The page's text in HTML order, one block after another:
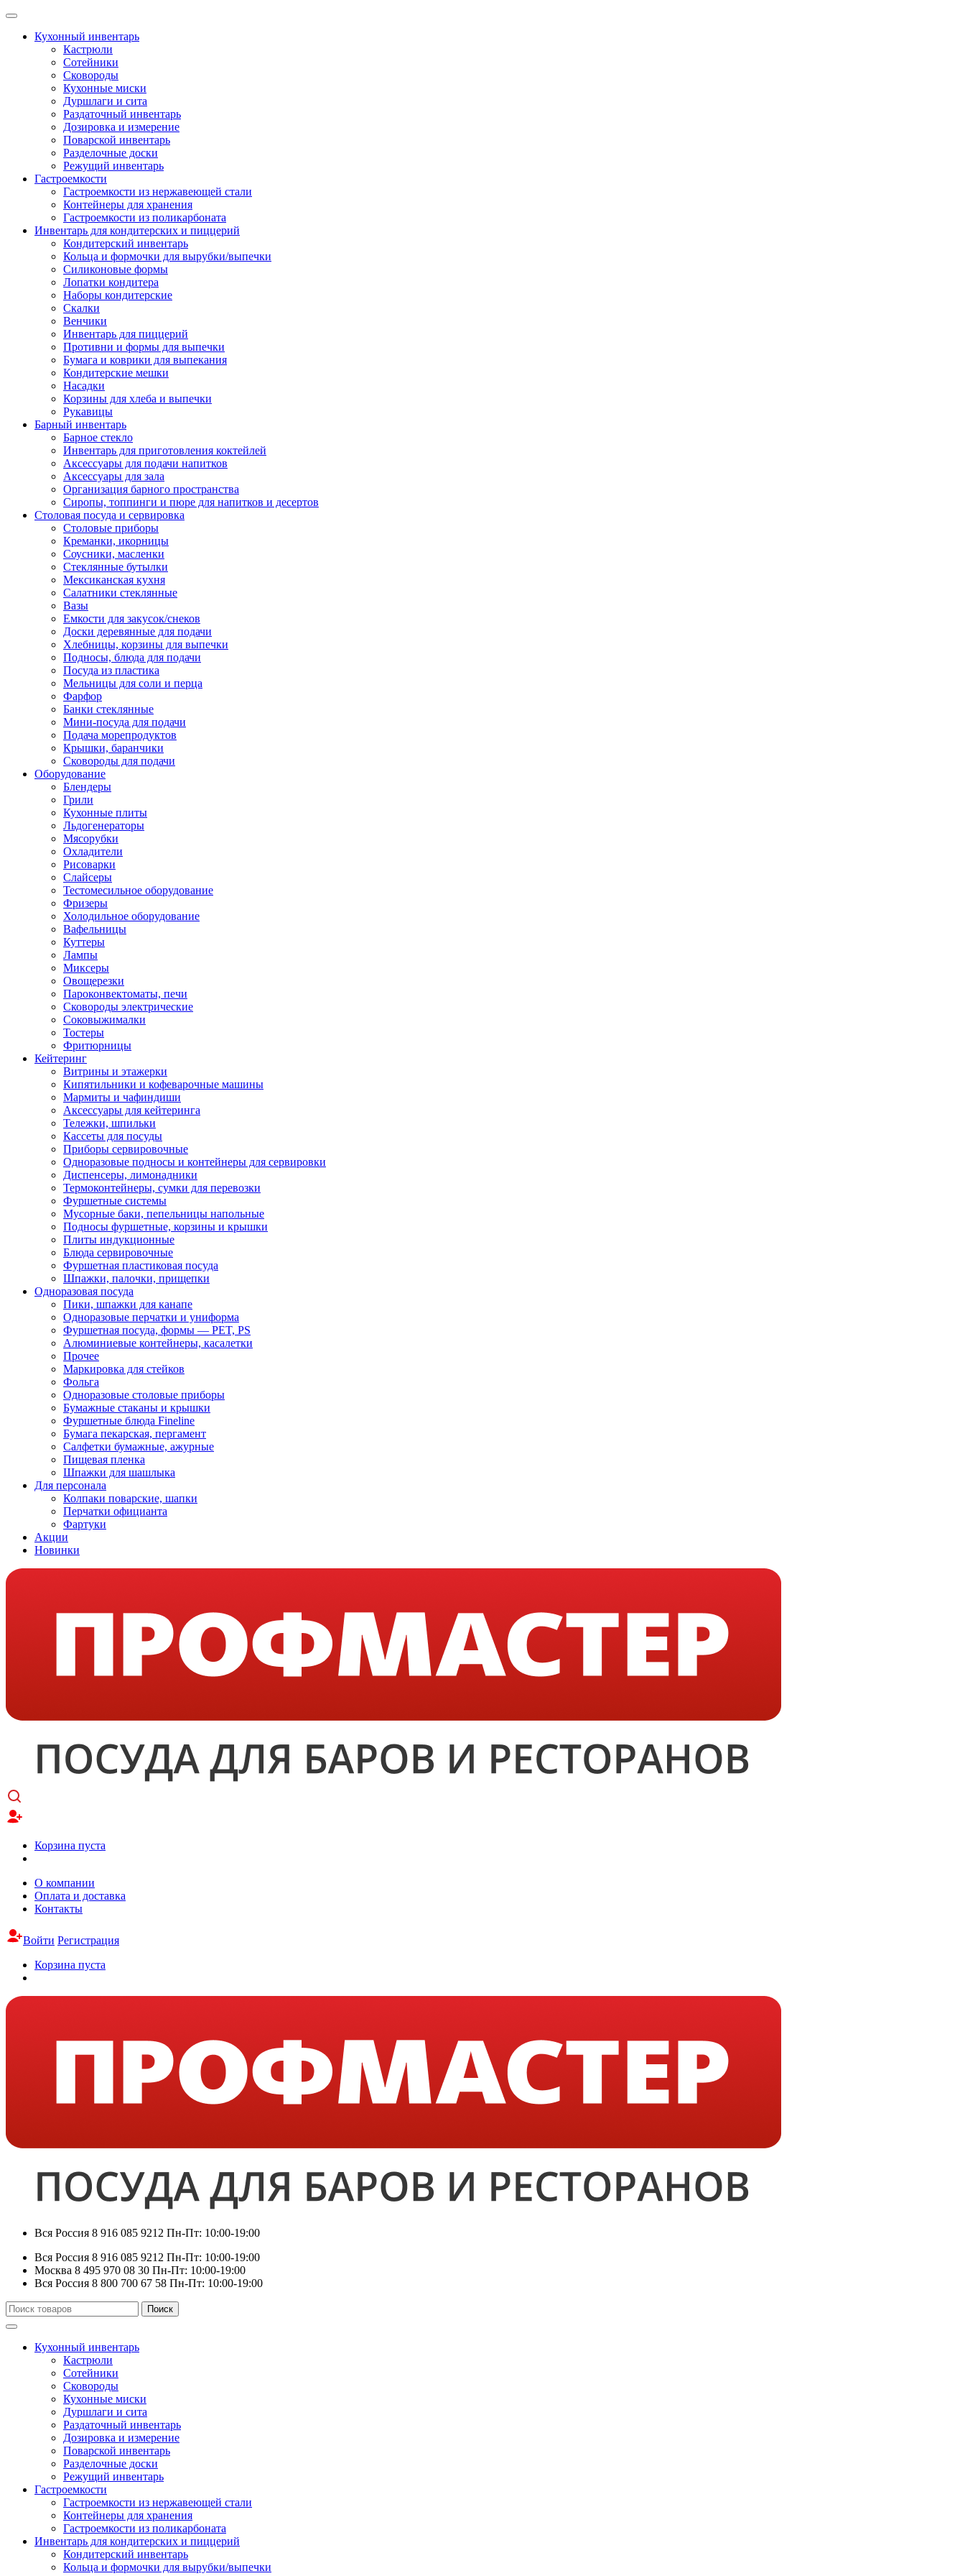
Skip
contentКухонный инвентарь
Кастрюли
Сотейники
Сковороды
Кухонные миски
Дуршлаги и сита
Раздаточный инвентарь
Дозировка и измерение
Поварской инвентарь
Разделочные доски
Режущий инвентарь
Гастроемкости
Гастроемкости из нержавеющей стали
Контейнеры для хранения
Гастроемкости из поликарбоната
Инвентарь для кондитерских и пиццерий
Кондитерский инвентарь
Кольца и формочки для вырубки/выпечки
Силиконовые формы
Лопатки кондитера
Наборы кондитерские
Скалки
Венчики
Инвентарь для пиццерий
Противни и формы для выпечки
Бумага и коврики для выпекания
Кондитерские мешки
Насадки
Корзины для хлеба и выпечки
Рукавицы
Барный инвентарь
Барное стекло
Инвентарь для приготовления коктейлей
Аксессуары для подачи напитков
Аксессуары для зала
Организация барного пространства
Сиропы, топпинги и пюре для напитков и десертов
Столовая посуда и сервировка
Столовые приборы
Креманки, икорницы
Соусники, масленки
Стеклянные бутылки
Мексиканская кухня
Салатники стеклянные
Вазы
Емкости для закусок/снеков
Доски деревянные для подачи
Хлебницы, корзины для выпечки
Подносы, блюда для подачи
Посуда из пластика
Мельницы для соли и перца
Фарфор
Банки стеклянные
Мини-посуда для подачи
Подача морепродуктов
Крышки, баранчики
Сковороды для подачи
Оборудование
Блендеры
Грили
Кухонные плиты
Льдогенераторы
Мясорубки
Охладители
Рисоварки
Слайсеры
Тестомесильное оборудование
Фризеры
Холодильное оборудование
Вафельницы
Куттеры
Лампы
Миксеры
Овощерезки
Пароконвектоматы, печи
Сковороды электрические
Соковыжималки
Тостеры
Фритюрницы
Кейтеринг
Витрины и этажерки
Кипятильники и кофеварочные машины
Мармиты и чафиндиши
Аксессуары для кейтеринга
Тележки, шпильки
Кассеты для посуды
Приборы сервировочные
Одноразовые подносы и контейнеры для сервировки
Диспенсеры, лимонадники
Термоконтейнеры, сумки для перевозки
Фуршетные системы
Мусорные баки, пепельницы напольные
Подносы фуршетные, корзины и крышки
Плиты индукционные
Блюда сервировочные
Фуршетная пластиковая посуда
Шпажки, палочки, прищепки
Одноразовая посуда
Пики, шпажки для канапе
Одноразовые перчатки и униформа
Фуршетная посуда, формы — PET, PS
Алюминиевые контейнеры, касалетки
Прочее
Маркировка для стейков
Фольга
Одноразовые столовые приборы
Бумажные стаканы и крышки
Фуршетные блюда Fineline
Бумага пекарская, пергамент
Салфетки бумажные, ажурные
Пищевая пленка
Шпажки для шашлыка
Для персонала
Колпаки поварские, шапки
Перчатки официанта
Фартуки
Акции
Новинки
Корзина пуста
О компании
Оплата и доставка
Контакты
Войти Регистрация
Корзина пуста
Вся Россия 8 916 085 9212 Пн-Пт: 10:00-19:00
Вся Россия 8 916 085 9212 Пн-Пт: 10:00-19:00
Москва 8 495 970 08 30 Пн-Пт: 10:00-19:00
Вся Россия 8 800 700 67 58 Пн-Пт: 10:00-19:00
Искать:
Поиск
Кухонный инвентарь
Кастрюли
Сотейники
Сковороды
Кухонные миски
Дуршлаги и сита
Раздаточный инвентарь
Дозировка и измерение
Поварской инвентарь
Разделочные доски
Режущий инвентарь
Гастроемкости
Гастроемкости из нержавеющей стали
Контейнеры для хранения
Гастроемкости из поликарбоната
Инвентарь для кондитерских и пиццерий
Кондитерский инвентарь
Кольца и формочки для вырубки/выпечки